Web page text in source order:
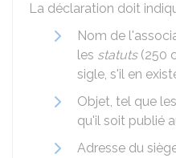
La déclaration doit
Nom de
les statuts(250
sigle, s'il en
Objet, tel que
qu'il soit publié
Adresse du